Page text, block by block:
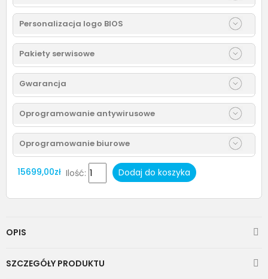
Personalizacja logo BIOS
Pakiety serwisowe
Gwarancja
Oprogramowanie antywirusowe
Oprogramowanie biurowe
15699,00zł Ilość: Dodaj do koszyka
OPIS
SZCZEGÓŁY PRODUKTU